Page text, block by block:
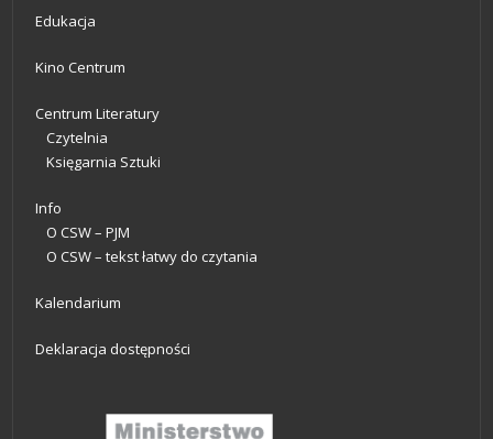
Edukacja
Kino Centrum
Centrum Literatury
Czytelnia
Księgarnia Sztuki
Info
O CSW – PJM
O CSW – tekst łatwy do czytania
Kalendarium
Deklaracja dostępności